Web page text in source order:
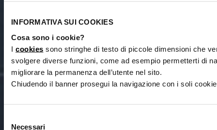
INFORMATIVA SUI COOKIES
Cosa sono i cookie?
I cookies sono stringhe di testo di piccole dimensioni che
svolgere diverse funzioni, come ad esempio permetterti di
migliorare la permanenza dell’utente nel sito.
Chiudendo il banner prosegui la navigazione con i soli
delNecessari